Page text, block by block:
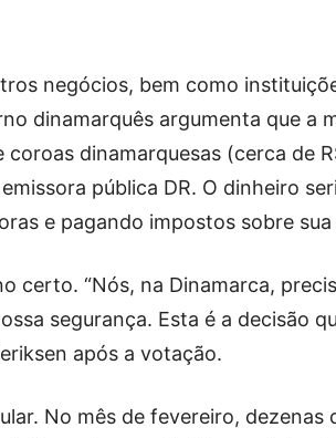
negócios, bem como
dinamarquês argumenta que a
dinamarquesas (cerca de
pública DR. O dinheiro
e pagando impostos sobre sua
certo. “Nós, na Dinamarca,
segurança. Esta é a decisão
após a votação.
No mês de fevereiro, dezenas